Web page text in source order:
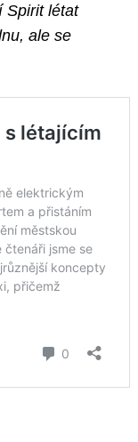
Spirit létat
ale se